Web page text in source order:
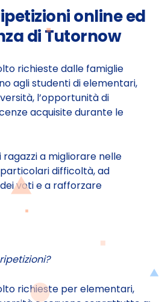
online ed
di Tutornow
richieste dalle famiglie
agli studenti di elementari,
l’opportunità di
acquisite durante le
ragazzi a migliorare nelle
difficoltà, ad
voti e a rafforzare
richieste per elementari,